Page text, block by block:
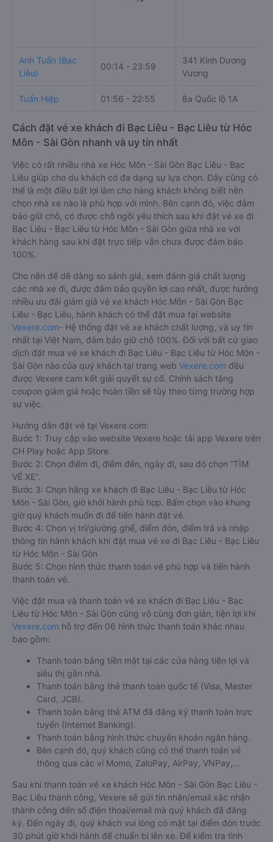
Anh Tuấn (Bạc
Liêu)
00:14 - 23:59
341 Kinh Dương
Vương
Tuấn Hiệp 01:56 - 22:55 8a Quốc lộ 1A
Cách đặt vé xe khách đi Bạc Liêu - Bạc Liêu từ Hóc
Môn - Sài Gòn nhanh và uy tín nhất
Việc có rất nhiều nhà xe Hóc Môn - Sài Gòn Bạc Liêu - Bạc
Liêu giúp cho du khách có đa dạng sự lựa chọn. Đây cũng có
thể là một điều bất lợi làm cho hàng khách không biết nên
chọn nhà xe nào là phù hợp với mình. Bên cạnh đó, việc đảm
bảo giữ chỗ, có được chỗ ngồi yêu thích sau khi đặt vé xe đi
Bạc Liêu - Bạc Liêu từ Hóc Môn - Sài Gòn giữa nhà xe với
khách hàng sau khi đặt trực tiếp vẫn chưa được đảm bảo
100%.
Cho nên để dễ dàng so sánh giá, xem đánh giá chất lượng
các nhà xe đi, được đảm bảo quyền lợi cao nhất, được hưởng
nhiều ưu đãi giảm giá vé xe khách Hóc Môn - Sài Gòn Bạc
Liêu - Bạc Liêu, hành khách có thể đặt mua tại website
Vexere.com- Hệ thống đặt vé xe khách chất lượng, và uy tín
nhất tại Việt Nam, đảm bảo giữ chỗ 100%. Đối với bất cứ giao
dịch đặt mua vé xe khách đi Bạc Liêu - Bạc Liêu từ Hóc Môn -
Sài Gòn nào của quý khách tại trang web Vexere.com đều
được Vexere cam kết giải quyết sự cố. Chính sách tặng
coupon giảm giá hoặc hoàn tiền sẽ tùy theo từng trường hợp
sự việc.
Hướng dẫn đặt vé tại Vexere.com:
Bước 1: Truy cập vào website Vexere hoặc tải app Vexere trên
CH Play hoặc App Store.
Bước 2: Chọn điểm đi, điểm đến, ngày đi, sau đó chọn “TÌM
VÉ XE”.
Bước 3: Chọn hãng xe khách đi Bạc Liêu - Bạc Liêu từ Hóc
Môn - Sài Gòn, giờ khởi hành phù hợp. Bấm chọn vào khung
giờ quý khách muốn đi để tiến hành đặt vé.
Bước 4: Chọn vị trí/giường ghế, điểm đón, điểm trả và nhập
thông tin hành khách khi đặt mua vé xe đi Bạc Liêu - Bạc Liêu
từ Hóc Môn - Sài Gòn
Bước 5: Chọn hình thức thanh toán vé phù hợp và tiến hành
thanh toán vé.
Việc đặt mua và thanh toán vé xe khách đi Bạc Liêu - Bạc
Liêu từ Hóc Môn - Sài Gòn cũng vô cùng đơn giản, tiện lợi khi
Vexere.com hỗ trợ đến 06 hình thức thanh toán khác nhau
bao gồm:
Thanh toán bằng tiền mặt tại các cửa hàng tiện lợi và
siêu thị gần nhà.
Thanh toán bằng thẻ thanh toán quốc tế (Visa, Master
Card, JCB).
Thanh toán bằng thẻ ATM đã đăng ký thanh toán trực
tuyến (Internet Banking).
Thanh toán bằng hình thức chuyển khoản ngân hàng.
Bên cạnh đó, quý khách cũng có thể thanh toán vé
thông qua các ví Momo, ZaloPay, AirPay, VNPay,…
Sau khi thanh toán vé xe khách Hóc Môn - Sài Gòn Bạc Liêu -
Bạc Liêu thành công, Vexere sẽ gửi tin nhắn/email xác nhận
thành công đến số điện thoại/email mà quý khách đã đăng
ký. Đến ngày đi, quý khách vui lòng có mặt tại điểm đón trước
30 phút giờ khởi hành để chuẩn bị lên xe. Để kiểm tra tình